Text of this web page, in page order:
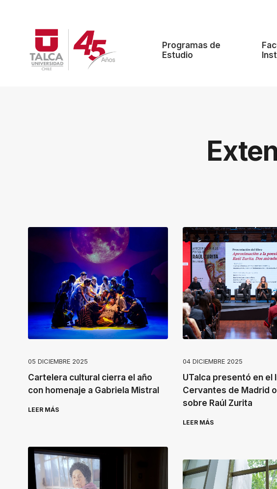
Programas de
Estudio
05 DICIEMBRE 2025
Cartelera cultural cierra el año
con homenaje a Gabriela Mistral
LEER MÁS
04 DICIEMBRE 2025
UTalca presentó en el
Cervantes de Madrid
sobre Raúl Zurita
LEER MÁS